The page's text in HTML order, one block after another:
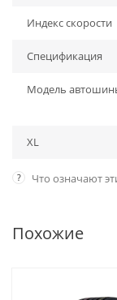
Индекс скорости
Спецификация
Модель
XL
? Что означают
Похожие